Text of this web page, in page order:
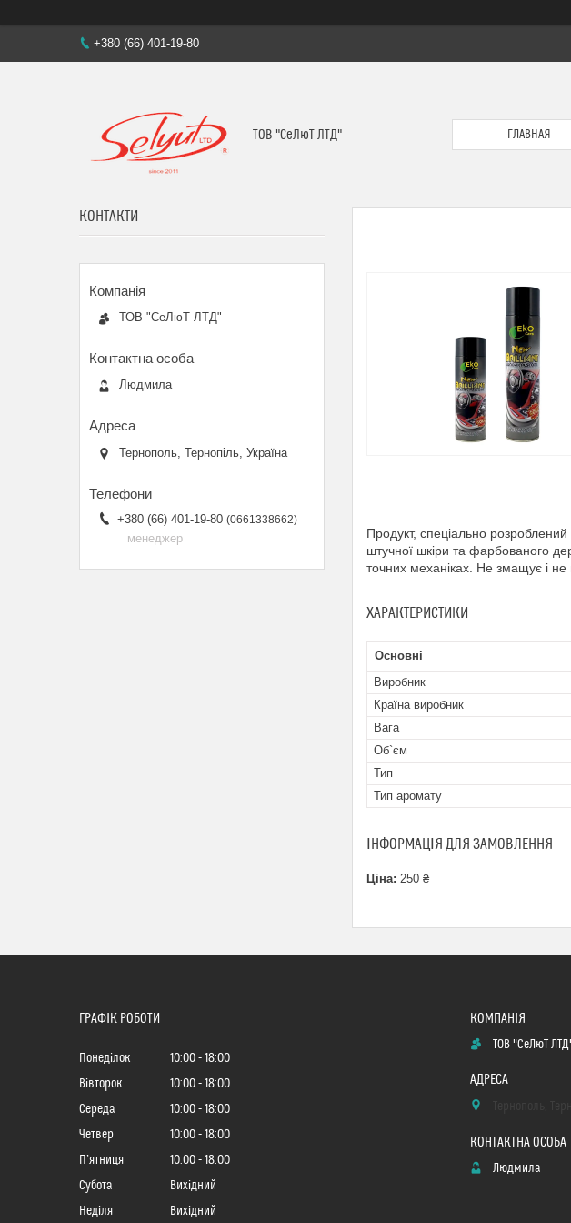
+380 (66) 401-19-80
ТОВ "СеЛюТ ЛТД" ГЛАВНАЯ
Продукт, спеціально
штучної шкіри та фарбованого
точних механіках. Не змащує і
ХАРАКТЕРИСТИКИ
Основні
Виробник
Країна виробник
Вага
Об`єм
Тип
Тип аромату
ІНФОРМАЦІЯ ДЛЯ ЗАМОВЛЕННЯ
Ціна: 250 ₴
КОНТАКТИ
ТОВ "СеЛюТ ЛТД"
Людмила
Тернополь, Тернопіль, Україна
+380 (66) 401-19-80 0661338662
менеджер
ГРАФІК РОБОТИ
Понеділок 10:00
18:00
Вівторок
10:00
18:00
Середа
10:00
18:00
Четвер
10:00
18:00
Пʼятниця
10:00
18:00
Субота
Вихідний
Неділя
Вихідний
ТОВ "СеЛюТ
Людмила